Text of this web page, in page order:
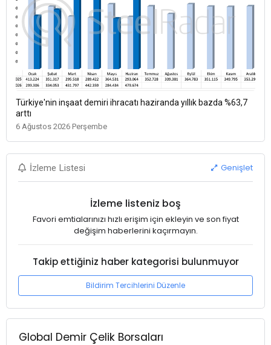
Türkiye'nin inşaat demiri ihracatı haziranda yıllık bazda %63,7
arttı
6 Ağustos 2026 Perşembe
İzleme Listesi Genişlet
İzleme listeniz boş
Favori emtialarınızı hızlı erişim için ekleyin ve son fiyat
değişim haberlerini kaçırmayın.
Takip ettiğiniz haber kategorisi bulunmuyor
Bildirim Tercihlerini Düzenle
Global Demir Çelik Borsaları